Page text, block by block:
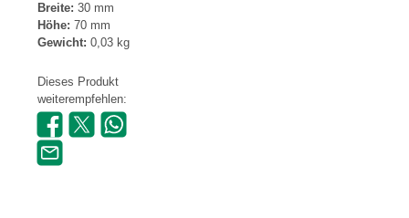
Breite: 30 mm
Höhe: 70 mm
Gewicht: 0,03 kg
Dieses Produkt
weiterempfehlen: